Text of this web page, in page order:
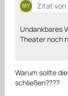
Zitat von
Undankbares
Theater noch
Warum sollte
schließen????